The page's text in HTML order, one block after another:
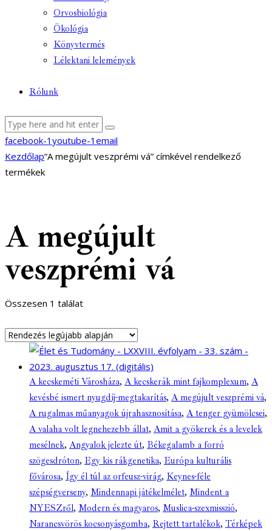
Orvosbiológia
Ökológia
Könyvtermés
Lélektani lelemények
Rólunk
facebook-1 youtube-1 email
Kezdőlap“A megújult veszprémi vá” címkével rendelkező
termékek
A megújult
veszprémi vá
Összesen 1 találat
A kecskeméti Városháza, A kecskerák mint fajkomplexum, A
kevésbé ismert nyugdíj-megtakarítás, A megújult veszprémi vá,
A rugalmas műanyagok újrahasznosítása, A tenger gyümölcsei,
A valaha volt legnehezebb állat, Amit a gyökerek és a levelek
mesélnek, Angyalok jelezte út, Békegalamb a forró
szögesdróton, Egy kis rákgenetika, Európa kulturális
fővárosa, Így él túl az orfeusz-virág, Keynes-féle
szépségverseny, Mindennapi játékelmélet, Mindent a
NYESZről, Modern és magyaros, Muslica-szexmisszió,
Narancsvörös kocsonyásgomba, Rejtett tartalékok, Térképek